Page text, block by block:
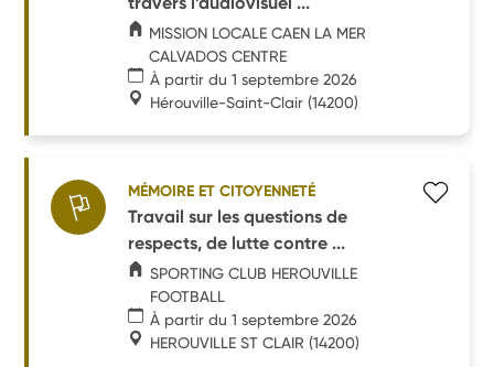
MISSION LOCALE CAEN LA MER
CALVADOS CENTRE
À partir du 1 septembre 2026
Hérouville-Saint-Clair (14200)
MÉMOIRE ET CITOYENNETÉ
Travail sur les questions de
respects, de lutte contre ...
SPORTING CLUB HEROUVILLE
FOOTBALL
À partir du 1 septembre 2026
HEROUVILLE ST CLAIR (14200)